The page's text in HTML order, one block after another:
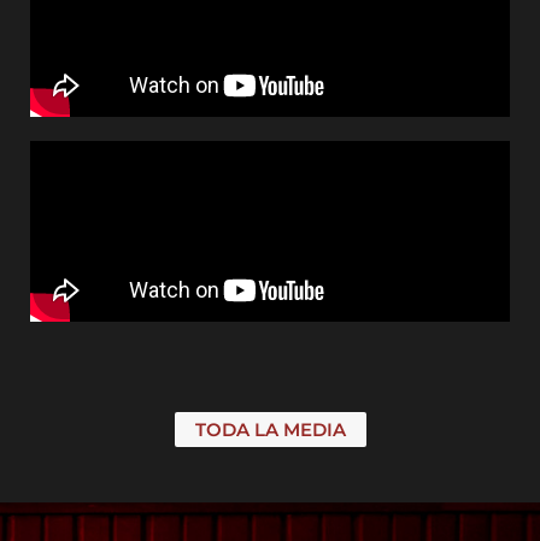
TODA LA MEDIA